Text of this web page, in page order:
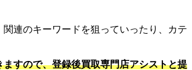
連のキーワードを狙っていったり、カテ
すので、登録後買取専門店アシストと提